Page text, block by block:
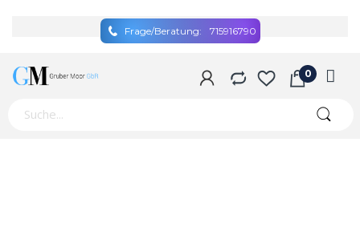
Frage/Beratung: 715916790